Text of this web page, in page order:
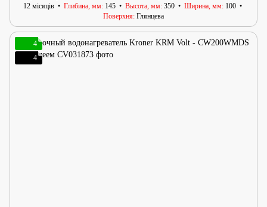
12 місяців
Глибина, мм 145 Высота, мм 350 Ширина, мм 100
Поверхня Глянцева
4
4